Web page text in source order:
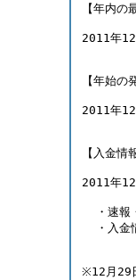
【年内の
2011年
【年始の
2011年
【入金情
2011年
・速報
・入金
※12月29